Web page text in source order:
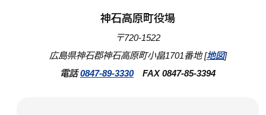
神石高原町役場
〒720-1522
広島県神石郡神石高原町小畠1701番地 [地図]
電話0847-89-3330FAX 0847-85-3394